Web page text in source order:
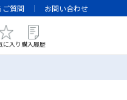
ご質問 お問い合わせ
に入り 購入履歴